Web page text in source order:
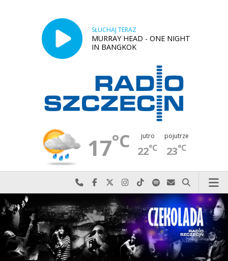
SŁUCHAJ TERAZ
MURRAY HEAD - ONE NIGHT
IN BANGKOK
17°C jutro
22°C
pojutrze
23°C
Najlepiej po prostu do nas zadzwoń
Odwiedź nas na Facebook-u
Odwiedź nas na X
Odwiedź nas na Instagram-ie
Odwiedź nas na TikTok-u
Szukaj nas na Spotify
Wyślij do nas
Szukaj